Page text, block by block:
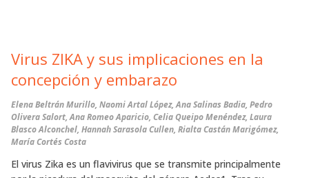
Virus ZIKA y sus implicaciones en la
concepción y embarazo
Elena Beltrán Murillo, Naomi Artal López, Ana Salinas Badia, Pedro
Olivera Salort, Ana Romeo Aparicio, Celia Queipo Menéndez, Laura
Blasco Alconchel, Hannah Sarasola Cullen, Rialta Castán Marigómez,
María Cortés Costa
El virus Zika es un flavivirus que se transmite principalmente